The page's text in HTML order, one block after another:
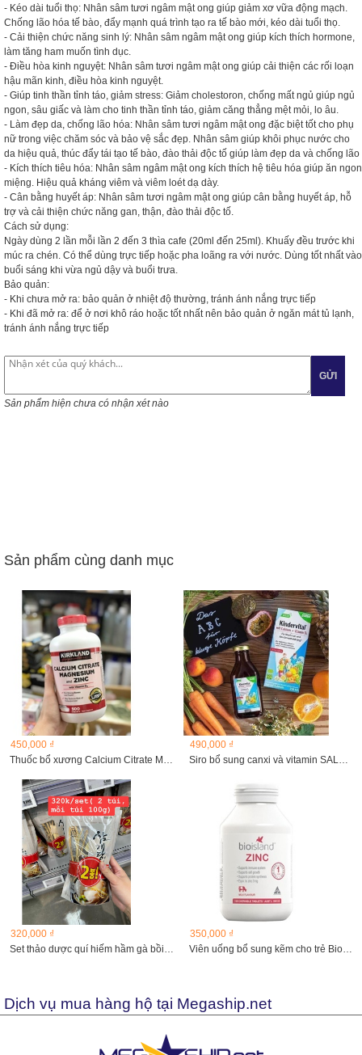
- Kéo dài tuổi thọ: Nhân sâm tươi ngâm mật ong giúp giảm xơ vữa động mạch.
Chống lão hóa tế bào, đẩy mạnh quá trình tạo ra tế bào mới, kéo dài tuổi thọ.
- Cải thiện chức năng sinh lý: Nhân sâm ngâm mật ong giúp kích thích hormone,
làm tăng ham muốn tình dục.
- Điều hòa kinh nguyệt: Nhân sâm tươi ngâm mật ong giúp cải thiện các rối loạn
hậu mãn kinh, điều hòa kinh nguyệt.
- Giúp tinh thần tỉnh táo, giảm stress: Giảm cholestoron, chống mất ngủ giúp ngủ
ngon, sâu giấc và làm cho tinh thần tỉnh táo, giảm căng thẳng mệt mỏi, lo âu.
- Làm đẹp da, chống lão hóa: Nhân sâm tươi ngâm mật ong đặc biệt tốt cho phụ
nữ trong việc chăm sóc và bảo vệ sắc đẹp. Nhân sâm giúp khôi phục nước cho
da hiệu quả, thúc đẩy tái tạo tế bào, đào thải độc tố giúp làm đẹp da và chống lão
- Kích thích tiêu hóa: Nhân sâm ngâm mật ong kích thích hệ tiêu hóa giúp ăn ngon
miệng. Hiệu quả kháng viêm và viêm loét dạ dày.
- Cân bằng huyết áp: Nhân sâm tươi ngâm mật ong giúp cân bằng huyết áp, hỗ
trợ và cải thiện chức năng gan, thận, đào thải độc tố.
Cách sử dụng:
Ngày dùng 2 lần mỗi lần 2 đến 3 thìa cafe (20ml đến 25ml). Khuấy đều trước khi
múc ra chén. Có thể dùng trực tiếp hoặc pha loãng ra với nước. Dùng tốt nhất vào
buổi sáng khi vừa ngủ dậy và buổi trưa.
Bảo quản:
- Khi chưa mở ra: bảo quản ở nhiệt độ thường, tránh ánh nắng trực tiếp
- Khi đã mở ra: để ở nơi khô ráo hoặc tốt nhất nên bảo quản ở ngăn mát tủ lạnh,
tránh ánh nắng trực tiếp
GỬI
Sản phẩm hiện chưa có nhận xét nào
Sản phẩm cùng danh mục
450,000 ₫
Thuốc bổ xương Calcium Citrate Magnesium and Zinc with...
490,000 ₫
Siro bổ sung canxi và vitamin SALUS Kindervital Đức chai...
320,000 ₫
Set thảo dược quí hiếm hầm gà bồi bổ sức khoẻ
350,000 ₫
Viên uống bổ sung kẽm cho trẻ Bio Island Zinc 120 viên
Dịch vụ mua hàng hộ tại Megaship.net